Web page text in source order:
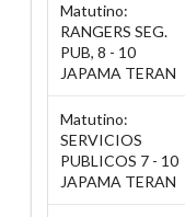
Matutino:
RANGERS SEG.
PUB, 8 - 10
JAPAMA TERAN
Matutino:
SERVICIOS
PUBLICOS 7 - 10
JAPAMA TERAN